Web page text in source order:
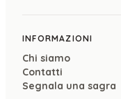
INFORMAZIONI
Chi siamo
Contatti
Segnala una sagra